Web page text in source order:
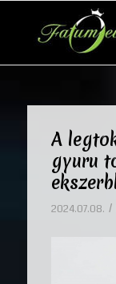
A
gyuru
2024.07.08. /